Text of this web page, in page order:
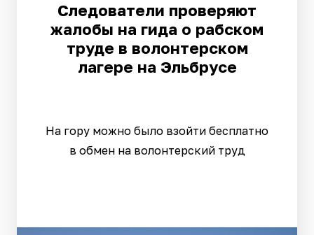
Следователи проверяют
жалобы на гида о рабском
труде в волонтерском
лагере на Эльбрусе
На гору можно было взойти бесплатно
в обмен на волонтерский труд